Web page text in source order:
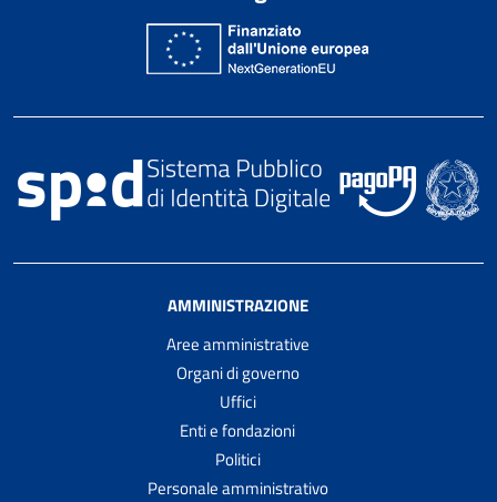
AMMINISTRAZIONE
Aree amministrative
Organi di governo
Uffici
Enti e fondazioni
Politici
Personale amministrativo